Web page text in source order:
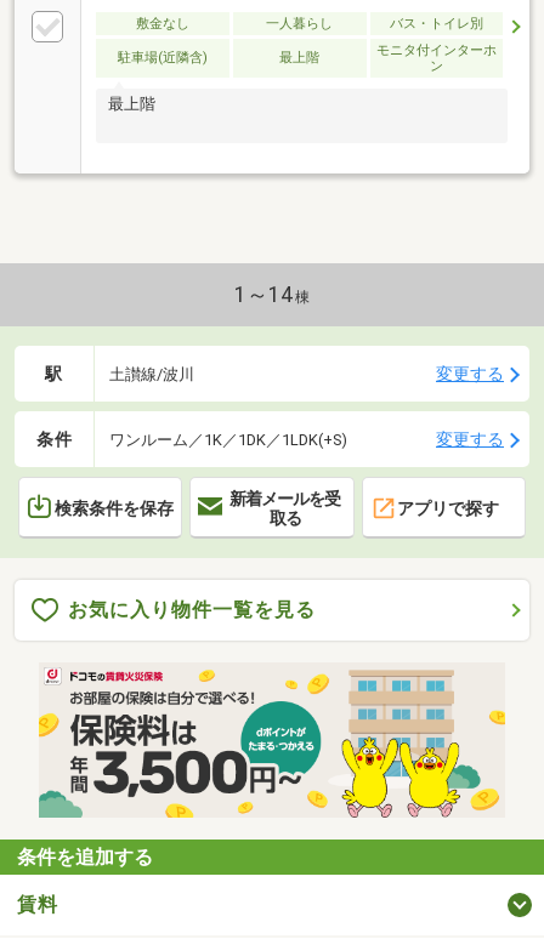
敷金なし 一人暮らし バス・トイレ別
駐車場(近隣含) 最上階
モニタ付インターホ
ン
最上階
1～14棟
駅 土讃線/波川 変更する
条件 ワンルーム／1K／1DK／1LDK(+S) 変更する
検索条件を保存
新着メールを受
取る
アプリで探す
お気に入り物件一覧を見る
条件を追加する
賃料